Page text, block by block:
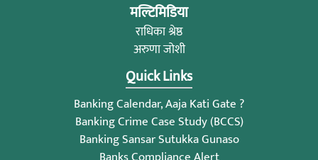
मल्टिमिडिया
राधिका श्रेष्ठ
अरुणा जोशी
Quick Links
Banking Calendar, Aaja Kati Gate ?
Banking Crime Case Study (BCCS)
Banking Sansar Sutukka Gunaso